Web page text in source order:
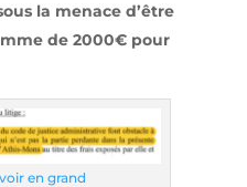
la menace d’être
de 2000€ pour
en grand